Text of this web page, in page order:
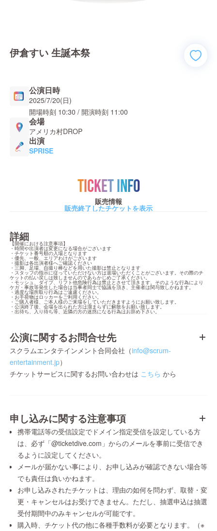
伊倉すい 生誕本祭
公演日時
2025/7/20(日)
開場時刻 10:30 / 開演時刻 11:00
会場
アメリカ村DROP
出演
SPRISE
TICKET INFO
販売情報
販売終了したチケットを表示
詳細
【開催における注意事項】
・時間や出演者は変更になる場合がございます
・チケット番号順の入場となります
・優先、一般、エリアわけがございます
・撮影は各出演者様へご確認ください
・三脚、足場、自撮り棒などを用いた撮影は禁止となります
・スタッフの指示に従っていただけない方は退場いただくことがございます。その際のチ
ケットの払い戻しは致しませんのであらかじめご了承ください。
・モッシュ、ダイブ、リフト他危険行為は禁止とさせて頂きます。そのような行為により
ケガ・事故等発生した場合は当事者同士で協議を頂き、主催者は関与致しかねます。
・過度な場所取り行為はご遠慮ください。
・お手荷物はロッカーをご利用ください。
・ご購入者様、ご本人様のご来場をしていただきますようにお願い致します。
・公演終了後、会場を出られた方は溜まらずに解散をお願い致します。
・出待ち、入り待ち等、近隣の方の迷惑になる行為はお辞め下さい。
公演に関するお問合せ先
スクラムエンタテインメント合同会社（info@scrum-
entertainment.jp）
チケットサービスに関するお問い合わせは こちら から
申し込みに関する注意事項
携帯電話等の受信設定でドメイン指定受信を設定している方
は、必ず「@ticketdive.com」からのメールを事前に受信でき
るように設定してください。
メールが届かない事により、お申し込みが確認できない場合等
でも責任は負いかねます。
お申し込みされたチケットは、理由の如何を問わず、取替・変
更・キャンセルはお受けできません。ただし、抽選申込は抽選
受付期間中のみキャンセルが可能です。
購入時、チケット代の他に各種手数料が必要となります。（※